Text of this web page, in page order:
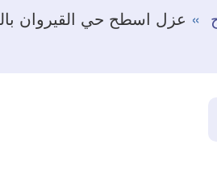
عزل اسطح حي القيروان